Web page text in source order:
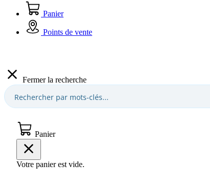
Panier
Points de vente
Fermer la recherche
Panier
Votre panier est vide.